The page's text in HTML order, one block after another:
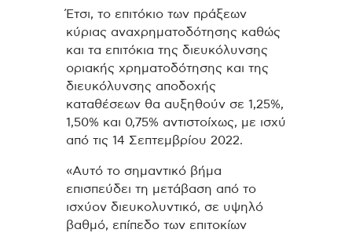
Έτσι, το επιτόκιο των πράξεων
κύριας αναχρηματοδότησης καθώς
και τα επιτόκια της διευκόλυνσης
οριακής χρηματοδότησης και της
διευκόλυνσης αποδοχής
καταθέσεων θα αυξηθούν σε 1,25%,
1,50% και 0,75% αντιστοίχως, με ισχύ
από τις 14 Σεπτεμβρίου 2022.
«Αυτό το σημαντικό βήμα
επισπεύδει τη μετάβαση από το
ισχύον διευκολυντικό, σε υψηλό
βαθμό, επίπεδο των επιτοκίων